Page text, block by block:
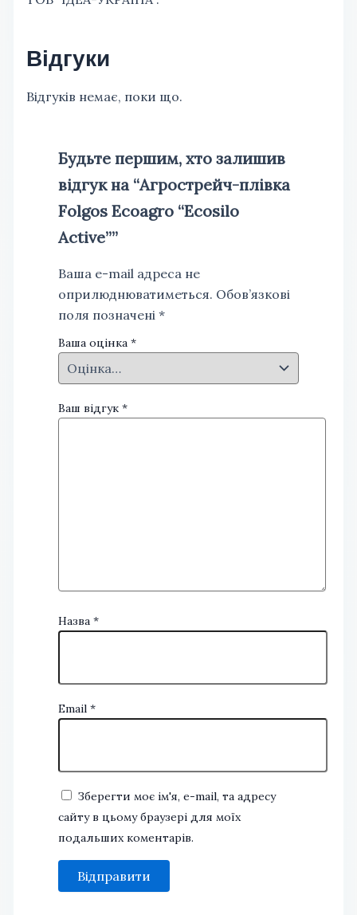
Відгуки
Відгуків немає, поки що.
Будьте першим, хто залишив
відгук на “Агрострейч-плівка
Folgos Ecoagro “Ecosilo
Active””
Ваша e-mail адреса не
оприлюднюватиметься. Обов’язкові
поля позначені *
Ваша оцінка *
Ваш відгук *
Назва *
Email *
Зберегти моє ім'я, e-mail, та адресу
сайту в цьому браузері для моїх
подальших коментарів.